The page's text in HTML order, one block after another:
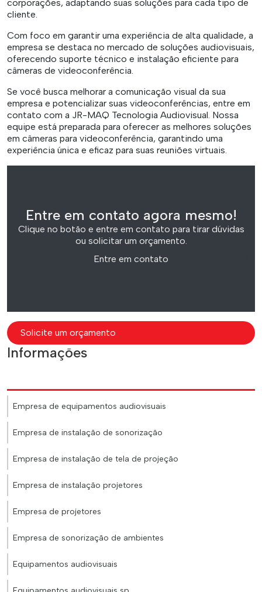
corporações, adaptando suas soluções para cada tipo de
cliente.
Com foco em garantir uma experiência de alta qualidade, a
empresa se destaca no mercado de soluções audiovisuais,
oferecendo suporte técnico e instalação eficiente para
câmeras de videoconferência.
Se você busca melhorar a comunicação visual da sua
empresa e potencializar suas videoconferências, entre em
contato com a JR-MAQ Tecnologia Audiovisual. Nossa
equipe está preparada para oferecer as melhores soluções
em câmeras para videoconferência, garantindo uma
experiência única e eficaz para suas reuniões virtuais.
Entre em contato agora mesmo!
Clique no botão e entre em contato para tirar dúvidas
ou solicitar um orçamento.
Entre em contato
Solicite um orçamento
Informações
Empresa de equipamentos audiovisuais
Empresa de instalação de sonorização
Empresa de instalação de tela de projeção
Empresa de instalação projetores
Empresa de projetores
Empresa de sonorização de ambientes
Equipamentos audiovisuais